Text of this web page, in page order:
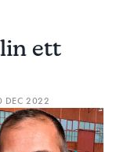
ett
DEC 2022